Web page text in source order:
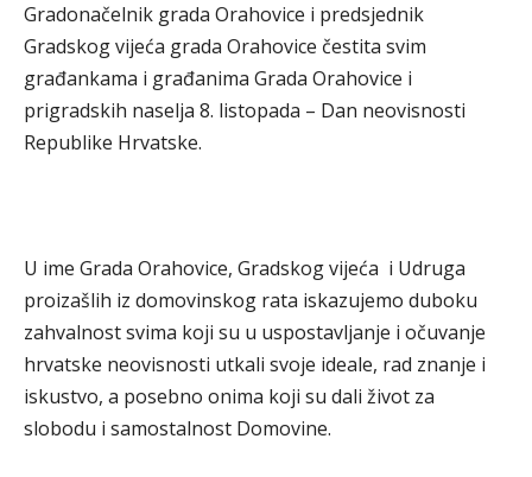
Gradonačelnik grada Orahovice i predsjednik
Gradskog vijeća grada Orahovice čestita svim
građankama i građanima Grada Orahovice i
prigradskih naselja 8. listopada – Dan neovisnosti
Republike Hrvatske.
U ime Grada Orahovice, Gradskog vijeća i Udruga
proizašlih iz domovinskog rata iskazujemo duboku
zahvalnost svima koji su u uspostavljanje i očuvanje
hrvatske neovisnosti utkali svoje ideale, rad znanje i
iskustvo, a posebno onima koji su dali život za
slobodu i samostalnost Domovine.